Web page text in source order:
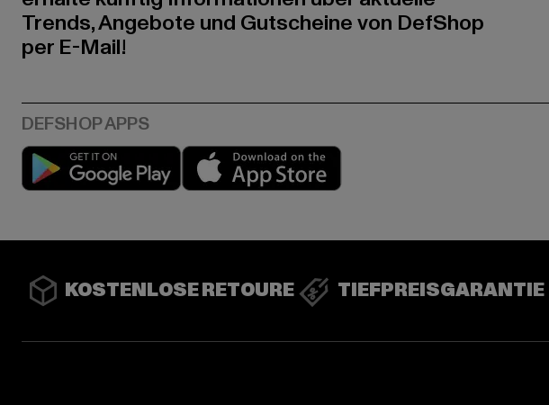
Trends, Angebote und Gutscheine von DefShop
per E-Mail!
Play market
KOSTENLOSE RETOURE TIEFPREISGARANTIE